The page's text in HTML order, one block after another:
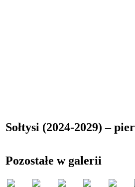
Sołtysi (2024-2029) –
Pozostałe w galerii